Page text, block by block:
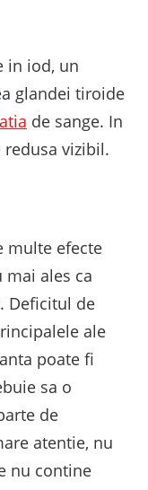
in iod, un
glandei tiroide
de sange. In
vizibil.
multe efecte
ales ca
Deficitul de
ale
poate fi
sa o
de
atentie, nu
nu contine